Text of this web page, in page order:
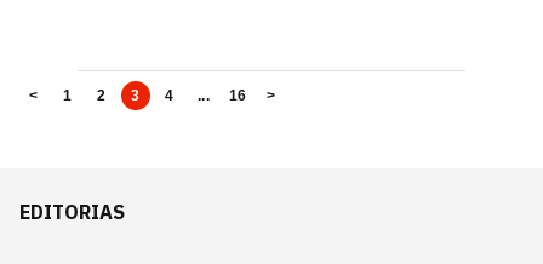
< 1 2 3 4 ... 16 >
EDITORIAS